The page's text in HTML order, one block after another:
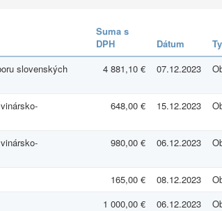
Suma s
DPH
Dátum
slovenských
4 881,10 € 07.12.2023
648,00 € 15.12.2023
980,00 € 06.12.2023
165,00 € 08.12.2023
1 000,00 € 06.12.2023